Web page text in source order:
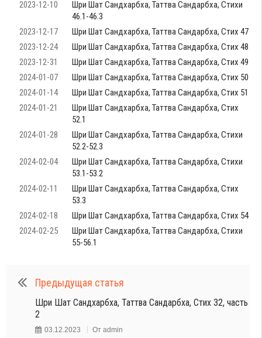
2023-12-10
Шри Шат Сандхарбха, Таттва Сандарбха, Стихи
46.1-46.3
2023-12-17
Шри Шат Сандхарбха, Таттва Сандарбха, Стих 47
2023-12-24
Шри Шат Сандхарбха, Таттва Сандарбха, Стих 48
2023-12-31
Шри Шат Сандхарбха, Таттва Сандарбха, Стих 49
2024-01-07
Шри Шат Сандхарбха, Таттва Сандарбха, Стих 50
2024-01-14
Шри Шат Сандхарбха, Таттва Сандарбха, Стих 51
2024-01-21
Шри Шат Сандхарбха, Таттва Сандарбха, Стих
52.1
2024-01-28
Шри Шат Сандхарбха, Таттва Сандарбха, Стихи
52.2-52.3
2024-02-04
Шри Шат Сандхарбха, Таттва Сандарбха, Стихи
53.1-53.2
2024-02-11
Шри Шат Сандхарбха, Таттва Сандарбха, Стих
53.3
2024-02-18
Шри Шат Сандхарбха, Таттва Сандарбха, Стих 54
2024-02-25
Шри Шат Сандхарбха, Таттва Сандарбха, Стихи
55-56.1
Предыдущая статья
Шри Шат Сандхарбха, Таттва Сандарбха, Стих 32, часть
2
03.12.2023 От admin